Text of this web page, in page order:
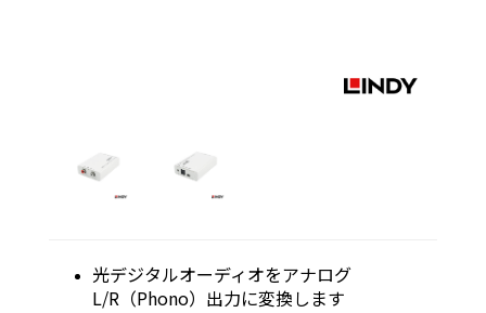
光デジタルオーディオをアナログ
L/R（Phono）出力に変換します